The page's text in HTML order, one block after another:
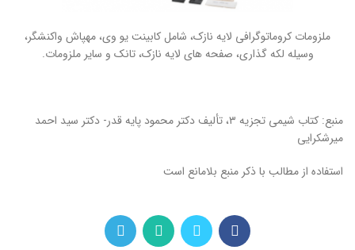
ملزومات کروماتوگرافی لایه نازک، شامل کابینت یو وی، مه­پاش واکنشگر،
وسیله لکه ­گذاری، صفحه­ های لایه نازک، تانک و سایر ملزومات.
منبع: کتاب شیمی تجزیه ۳، تألیف دکتر محمود پایه قدر- دکتر سید احمد
میرشکرایی
استفاده از مطالب با ذکر منبع بلامانع است